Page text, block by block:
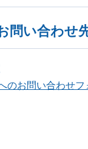
問い合わせ
のお問い合わせフ